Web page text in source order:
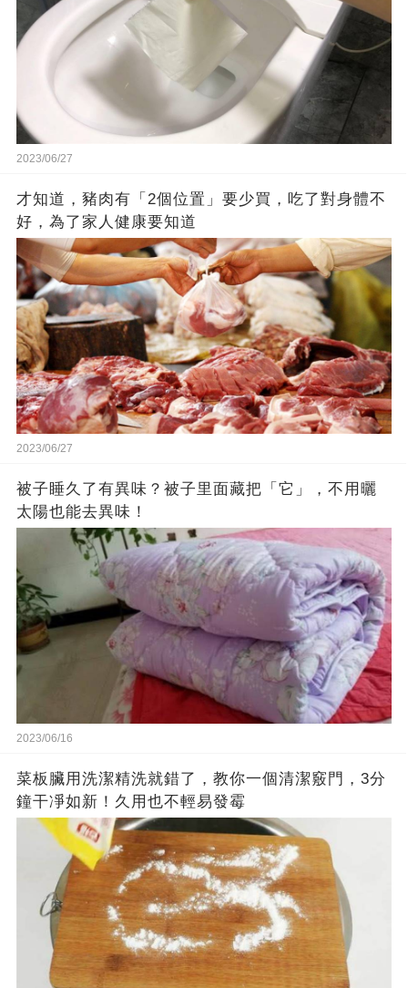
2023/06/27
才知道，豬肉有「2個位置」要少買，吃了對身體不
好，為了家人健康要知道
2023/06/27
被子睡久了有異味？被子里面藏把「它」，不用曬
太陽也能去異味！
2023/06/16
菜板臟用洗潔精洗就錯了，教你一個清潔竅門，3分
鐘干凈如新！久用也不輕易發霉